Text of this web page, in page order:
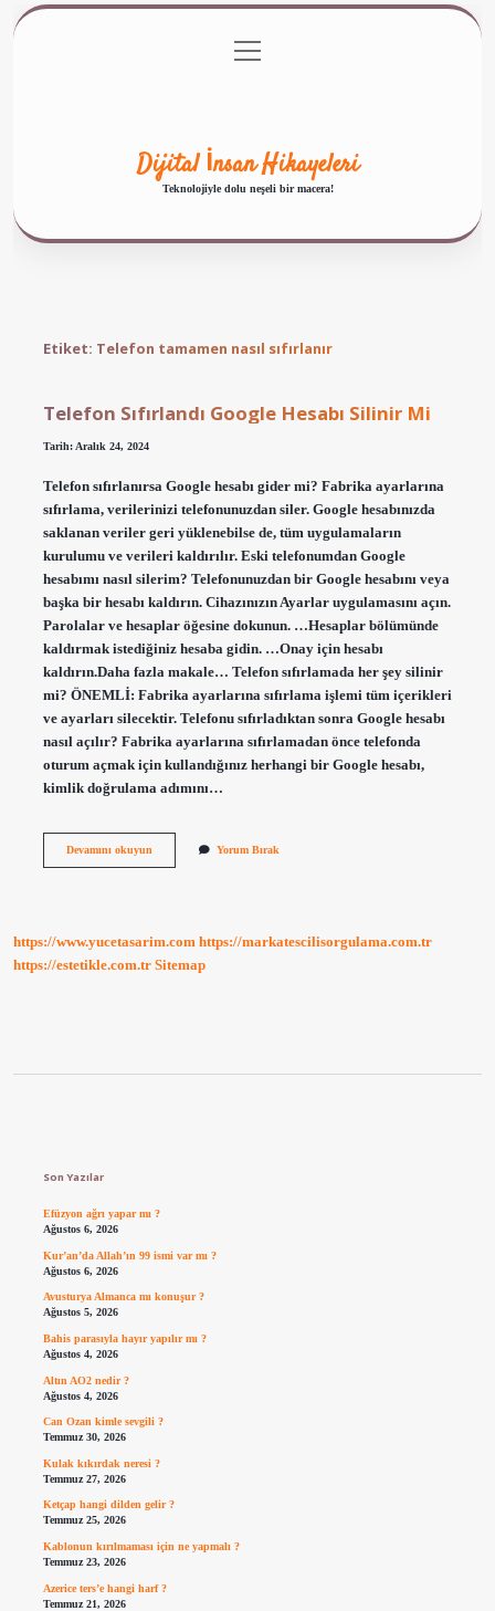
Gizlilik Politikası
menüyü
aç
Dijital İnsan Hikayeleri
Teknolojiyle dolu neşeli bir macera!
Etiket: Telefon tamamen nasıl sıfırlanır
Telefon Sıfırlandı Google Hesabı Silinir Mi
Tarih: Aralık 24, 2024
Telefon sıfırlanırsa Google hesabı gider mi? Fabrika ayarlarına
sıfırlama, verilerinizi telefonunuzdan siler. Google hesabınızda
saklanan veriler geri yüklenebilse de, tüm uygulamaların
kurulumu ve verileri kaldırılır. Eski telefonumdan Google
hesabımı nasıl silerim? Telefonunuzdan bir Google hesabını veya
başka bir hesabı kaldırın. Cihazınızın Ayarlar uygulamasını açın.
Parolalar ve hesaplar öğesine dokunun. …Hesaplar bölümünde
kaldırmak istediğiniz hesaba gidin. …Onay için hesabı
kaldırın.Daha fazla makale… Telefon sıfırlamada her şey silinir
mi? ÖNEMLİ: Fabrika ayarlarına sıfırlama işlemi tüm içerikleri
ve ayarları silecektir. Telefonu sıfırladıktan sonra Google hesabı
nasıl açılır? Fabrika ayarlarına sıfırlamadan önce telefonda
oturum açmak için kullandığınız herhangi bir Google hesabı,
kimlik doğrulama adımını…
Devamını okuyunTelefon
Yorum Bırak
https://www.yucetasarim.com https://markatescilisorgulama.com.tr
https://estetikle.com.tr Sitemap
Son Yazılar
Efüzyon ağrı yapar mı ?
Ağustos 6, 2026
Kur’an’da Allah’ın 99 ismi var mı ?
Ağustos 6, 2026
Avusturya Almanca mı konuşur ?
Ağustos 5, 2026
Bahis parasıyla hayır yapılır mı ?
Ağustos 4, 2026
Altın AO2 nedir ?
Ağustos 4, 2026
Can Ozan kimle sevgili ?
Temmuz 30, 2026
Kulak kıkırdak neresi ?
Temmuz 27, 2026
Ketçap hangi dilden gelir ?
Temmuz 25, 2026
Kablonun kırılmaması için ne yapmalı ?
Temmuz 23, 2026
Azerice ters’e hangi harf ?
Temmuz 21, 2026